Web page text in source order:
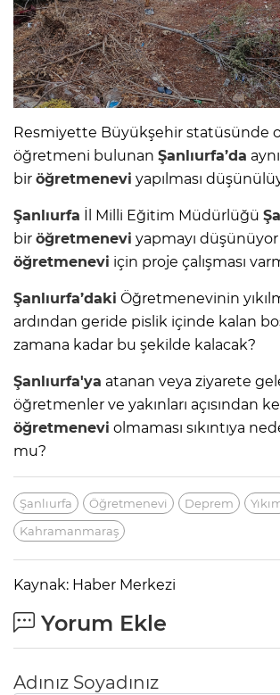
Resmiyette Büyükşehir statüsünde
öğretmeni bulunan Şanlıurfa’da
bir öğretmenevi yapılması
Şanlıurfa İl Milli Eğitim Müdürlüğü
bir öğretmenevi yapmayı
öğretmenevi için proje çalışması
Şanlıurfa’daki Öğretmenevinin
ardından geride pislik içinde kalan
zamana kadar bu şekilde kalacak?
Şanlıurfa'ya atanan veya ziyarete
öğretmenler ve yakınları açısından
öğretmenevi olmaması sıkıntıya
mu?
Şanlıurfa Öğretmenevi Deprem
Kahramanmaraş
Kaynak: Haber Merkezi
Yorum Ekle
Adınız Soyadınız